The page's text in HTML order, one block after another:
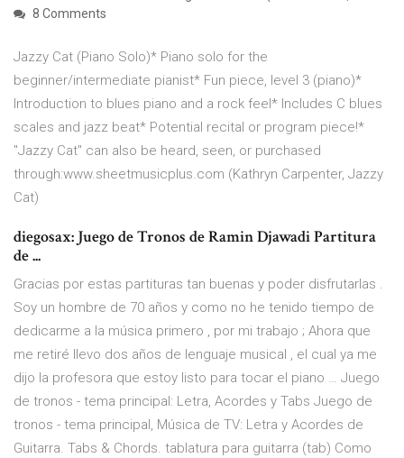
8 Comments
Jazzy Cat (Piano Solo)* Piano solo for the
beginner/intermediate pianist* Fun piece, level 3 (piano)*
Introduction to blues piano and a rock feel* Includes C blues
scales and jazz beat* Potential recital or program piece!*
"Jazzy Cat" can also be heard, seen, or purchased
through:www.sheetmusicplus.com (Kathryn Carpenter, Jazzy
Cat)
diegosax: Juego de Tronos de Ramin Djawadi Partitura
de ...
Gracias por estas partituras tan buenas y poder disfrutarlas .
Soy un hombre de 70 años y como no he tenido tiempo de
dedicarme a la música primero , por mi trabajo ; Ahora que
me retiré llevo dos años de lenguaje musical , el cual ya me
dijo la profesora que estoy listo para tocar el piano … Juego
de tronos - tema principal: Letra, Acordes y Tabs Juego de
tronos - tema principal, Música de TV: Letra y Acordes de
Guitarra. Tabs & Chords. tablatura para guitarra (tab) Como